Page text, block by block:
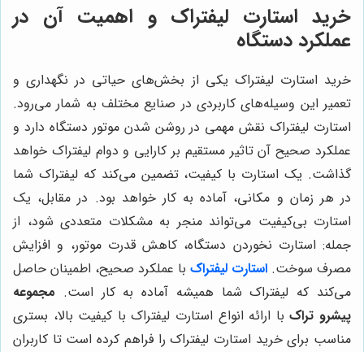
خرید استارت لیفتراک و اهمیت آن در
عملکرد دستگاه
خرید استارت لیفتراک یکی از بخش‌های حیاتی در نگهداری و
تعمیر این وسیله‌های کاربردی در صنایع مختلف به شمار می‌رود.
استارت لیفتراک نقش مهمی در روشن شدن موتور دستگاه دارد و
عملکرد صحیح آن تاثیر مستقیم بر کارایی و دوام لیفتراک خواهد
گذاشت. یک استارت با کیفیت، تضمین می‌کند که لیفتراک شما
در هر زمان و مکانی، آماده به کار خواهد بود. در مقابل، یک
استارت بی‌کیفیت می‌تواند منجر به مشکلات متعددی شود، از
جمله: استارت نخوردن دستگاه، کاهش قدرت موتور، و افزایش
مصرف سوخت. استارت لیفتراک با عملکرد صحیح، اطمینان حاصل
می‌کند که لیفتراک شما همیشه آماده به کار است. مجموعه
پیشرو تراکبا ارائه انواع استارت لیفتراک با کیفیت بالا، بستری
مناسب برای خرید استارت لیفتراک را فراهم کرده است تا کاربران